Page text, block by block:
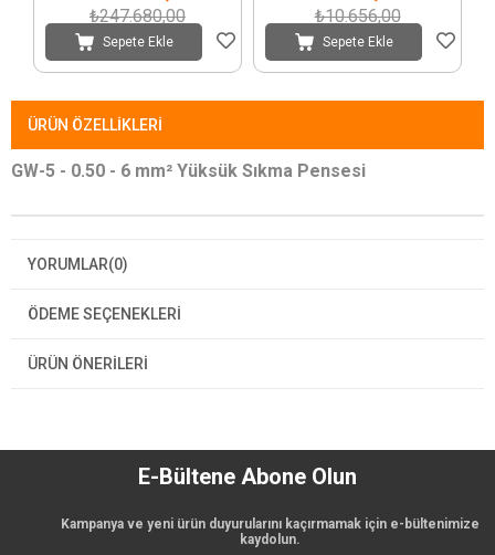
₺247.680,00
Sepete Ekle
₺10.656,00
Sepete Ekle
ÜRÜN ÖZELLIKLERI
GW-5 - 0.50 - 6 mm² Yüksük Sıkma Pensesi
YORUMLAR(0)
ÖDEME SEÇENEKLERI
ÜRÜN ÖNERILERI
E-Bültene Abone Olun
Kampanya ve yeni ürün duyurularını kaçırmamak için e-bültenimize
kaydolun.